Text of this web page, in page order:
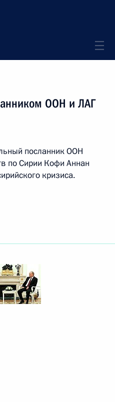
ООН и ЛАГ
посланник ООН
по Сирии Кофи Аннан
кризиса.